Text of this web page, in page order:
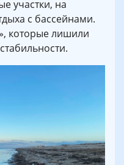
участки, на
с бассейнами.
которые лишили